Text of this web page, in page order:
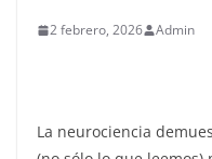
2 febrero, 2026 Admin
La neurociencia